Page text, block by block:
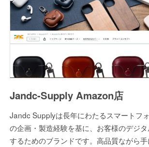
Jandc-Supply Amazon店
Jandc Supplyは長年にわたるスマートフ
の企画・製造経験を基に、お客様のデジ
するためのブランドです。高品質ながら